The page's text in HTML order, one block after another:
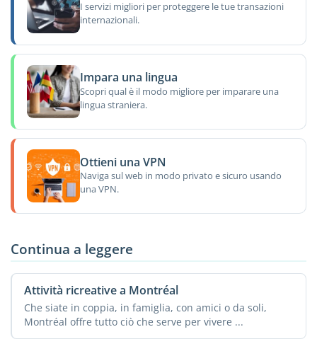
I servizi migliori per proteggere le tue transazioni
internazionali.
Impara una lingua
Scopri qual è il modo migliore per imparare una
lingua straniera.
Ottieni una VPN
Naviga sul web in modo privato e sicuro usando
una VPN.
Continua a leggere
Attività ricreative a Montréal
Che siate in coppia, in famiglia, con amici o da soli,
Montréal offre tutto ciò che serve per vivere ...